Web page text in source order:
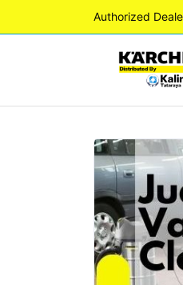
Authorized